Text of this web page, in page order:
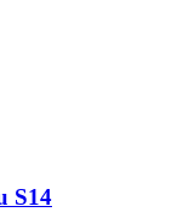
S14